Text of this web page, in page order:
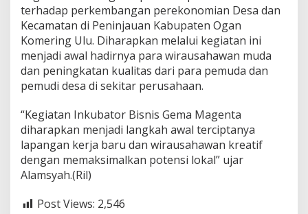
terhadap perkembangan perekonomian Desa dan
Kecamatan di Peninjauan Kabupaten Ogan
Komering Ulu. Diharapkan melalui kegiatan ini
menjadi awal hadirnya para wirausahawan muda
dan peningkatan kualitas dari para pemuda dan
pemudi desa di sekitar perusahaan.
“Kegiatan Inkubator Bisnis Gema Magenta
diharapkan menjadi langkah awal terciptanya
lapangan kerja baru dan wirausahawan kreatif
dengan memaksimalkan potensi lokal” ujar
Alamsyah.(Ril)
Post Views: 2,546